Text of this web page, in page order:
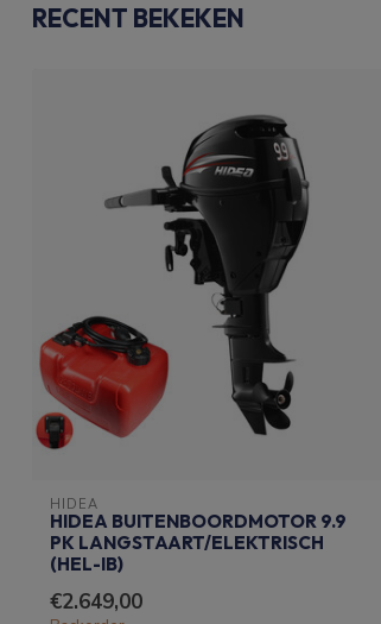
RECENT BEKEKEN
HIDEA
HIDEA BUITENBOORDMOTOR 9.9
PK LANGSTAART/ELEKTRISCH
(HEL-IB)
€2.649,00